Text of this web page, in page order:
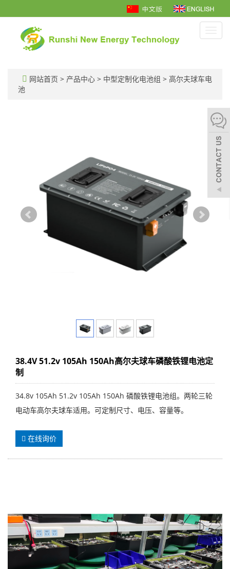
网站首页 > 产品中心 > 中型定制化电池组 > 高尔夫球车电
池
38.4V 51.2v 105Ah 150Ah高尔夫球车磷酸铁锂电池定
制
34.8v 105Ah 51.2v 105Ah 150Ah 磷酸铁锂电池组。两轮三轮
电动车高尔夫球车适用。可定制尺寸、电压、容量等。
在线询价